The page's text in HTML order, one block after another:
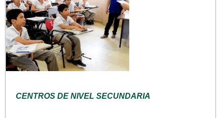
CENTROS DE NIVEL SECUNDARIA